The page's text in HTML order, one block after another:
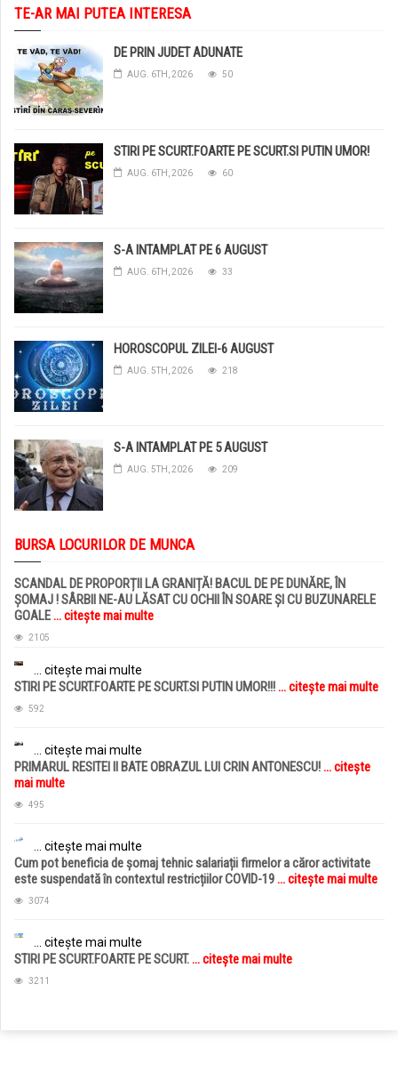
TE-AR MAI PUTEA INTERESA
DE PRIN JUDET ADUNATE
AUG. 6TH, 2026 50
STIRI PE SCURT.FOARTE PE SCURT.SI PUTIN UMOR!
AUG. 6TH, 2026 60
S-A INTAMPLAT PE 6 AUGUST
AUG. 6TH, 2026 33
HOROSCOPUL ZILEI-6 AUGUST
AUG. 5TH, 2026 218
S-A INTAMPLAT PE 5 AUGUST
AUG. 5TH, 2026 209
BURSA LOCURILOR DE MUNCA
SCANDAL DE PROPORȚII LA GRANIȚĂ! BACUL DE PE DUNĂRE, ÎN
ȘOMAJ ! SÂRBII NE-AU LĂSAT CU OCHII ÎN SOARE ȘI CU BUZUNARELE
GOALE... citește mai multe
2105
... citește mai multe
STIRI PE SCURT.FOARTE PE SCURT.SI PUTIN UMOR!!!... citește mai multe
592
... citește mai multe
PRIMARUL RESITEI II BATE OBRAZUL LUI CRIN ANTONESCU!... citește
mai multe
495
... citește mai multe
Cum pot beneficia de șomaj tehnic salariații firmelor a căror activitate
este suspendată în contextul restricțiilor COVID-19... citește mai multe
3074
... citește mai multe
STIRI PE SCURT.FOARTE PE SCURT.... citește mai multe
3211